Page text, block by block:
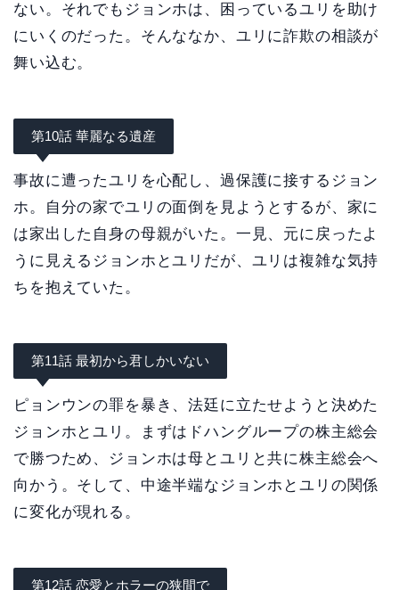
ない。それでもジョンホは、困っているユリを助け
にいくのだった。そんななか、ユリに詐欺の相談が
舞い込む。
第10話 華麗なる遺産
事故に遭ったユリを心配し、過保護に接するジョン
ホ。自分の家でユリの面倒を見ようとするが、家に
は家出した自身の母親がいた。一見、元に戻ったよ
うに見えるジョンホとユリだが、ユリは複雑な気持
ちを抱えていた。
第11話 最初から君しかいない
ピョンウンの罪を暴き、法廷に立たせようと決めた
ジョンホとユリ。まずはドハングループの株主総会
で勝つため、ジョンホは母とユリと共に株主総会へ
向かう。そして、中途半端なジョンホとユリの関係
に変化が現れる。
第12話 恋愛とホラーの狭間で